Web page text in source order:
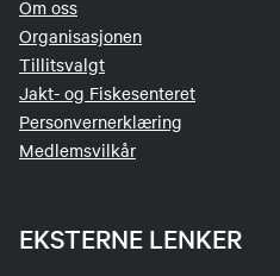
Om oss
Organisasjonen
Tillitsvalgt
Jakt- og Fiskesenteret
Personvernerklæring
Medlemsvilkår
EKSTERNE LENKER